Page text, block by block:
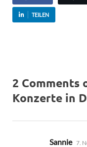
TEILEN
2 Comments
Konzerte in
Sannie sagt:
7.